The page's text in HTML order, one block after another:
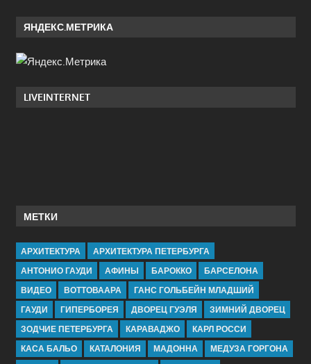
ЯНДЕКС.МЕТРИКА
LIVEINTERNET
МЕТКИ
АРХИТЕКТУРА
АРХИТЕКТУРА ПЕТЕРБУРГА
АНТОНИО ГАУДИ
АФИНЫ БАРОККО
БАРСЕЛОНА
ВИДЕО
ВОТТОВААРА
ГАНС ГОЛЬБЕЙН МЛАДШИЙ
ГАУДИ
ГИПЕРБОРЕЯ ДВОРЕЦ ГУЭЛЯ
ЗИМНИЙ ДВОРЕЦ
ЗОДЧИЕ ПЕТЕРБУРГА
КАРАВАДЖО
КАРЛ РОССИ
КАСА БАЛЬО
КАТАЛОНИЯ МАДОННА
МЕДУЗА ГОРГОНА